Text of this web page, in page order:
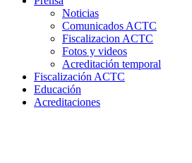
Noticias
Comunicados ACTC
Fiscalizacion ACTC
Fotos y videos
Acreditación temporal
Fiscalización ACTC
Educación
Acreditaciones